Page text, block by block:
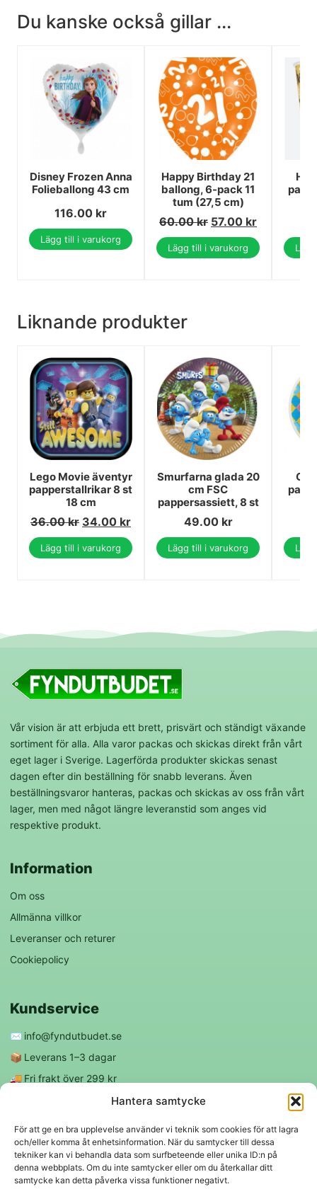
Hantera samtycke
För att ge en bra upplevelse använder vi teknik som cookies för att lagra
och/eller komma åt enhetsinformation. När du samtycker till dessa
tekniker kan vi behandla data som surfbeteende eller unika ID:n på
denna webbplats. Om du inte samtycker eller om du återkallar ditt
samtycke kan detta påverka vissa funktioner negativt.
Du kanske också gillar ...
Disney Frozen Anna
Folieballong 43 cm
116.00 kr
Lägg till i varukorg
Happy Birthday 21
ballong, 6-pack 11
tum (27,5 cm)
60.00kr 57.00 kr
Lägg till i varukorg
Liknande produkter
Lego Movie äventyr
papperstallrikar 8 st
18 cm
36.00kr 34.00 kr
Lägg till i varukorg
Smurfarna glada 20
cm FSC
pappersassiett, 8 st
49.00 kr
Lägg till i varukorg
Cat
Vår vision är att erbjuda ett brett, prisvärt och ständigt växande
sortiment för alla. Alla varor packas och skickas direkt från vårt
eget lager i Sverige. Lagerförda produkter skickas senast
dagen efter din beställning för snabb leverans. Även
beställningsvaror hanteras, packas och skickas av oss från vårt
lager, men med något längre leveranstid som anges vid
respektive produkt.
Information
Om oss
Allmänna villkor
Leveranser och returer
Cookiepolicy
Kundservice
✉️ info@fyndutbudet.se
📦 Leverans 1–3 dagar
🚚 Fri frakt över 299 kr
Följ oss
f ◎